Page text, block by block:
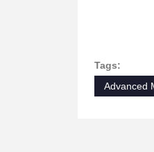
Tags:
Advanced